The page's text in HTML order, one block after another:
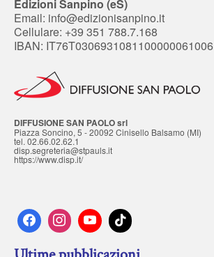
Edizioni Sanpino (eS)
Email: info@edizionisanpino.it
Cellulare: +39 351 788.7.168
IBAN: IT76T0306931081100000061006
DIFFUSIONE SAN PAOLO srl
Piazza Soncino, 5 - 20092 Cinisello Balsamo (MI)
tel. 02.66.02.62.1
disp.segreteria@stpauls.it
https://www.disp.it/